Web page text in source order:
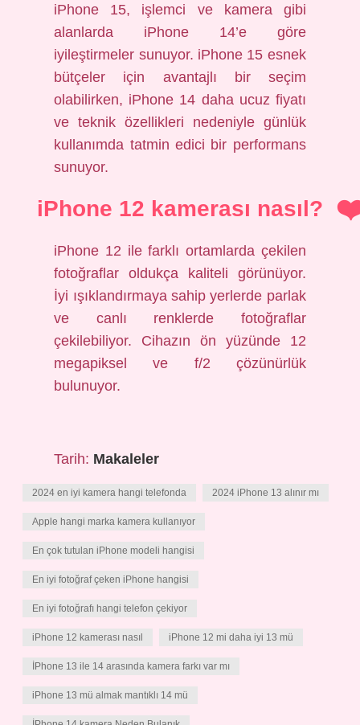
iPhone 15, işlemci ve kamera gibi
alanlarda iPhone 14’e göre
iyileştirmeler sunuyor. iPhone 15 esnek
bütçeler için avantajlı bir seçim
olabilirken, iPhone 14 daha ucuz fiyatı
ve teknik özellikleri nedeniyle günlük
kullanımda tatmin edici bir performans
sunuyor.
iPhone 12 kamerası nasıl?
iPhone 12 ile farklı ortamlarda çekilen
fotoğraflar oldukça kaliteli görünüyor.
İyi ışıklandırmaya sahip yerlerde parlak
ve canlı renklerde fotoğraflar
çekilebiliyor. Cihazın ön yüzünde 12
megapiksel ve f/2 çözünürlük
bulunuyor.
Tarih: Makaleler
2024 en iyi kamera hangi telefonda 2024 iPhone 13 alınır mı
Apple hangi marka kamera kullanıyor
En çok tutulan iPhone modeli hangisi
En iyi fotoğraf çeken iPhone hangisi
En iyi fotoğrafı hangi telefon çekiyor
iPhone 12 kamerası nasıl iPhone 12 mi daha iyi 13 mü
İPhone 13 ile 14 arasında kamera farkı var mı
iPhone 13 mü almak mantıklı 14 mü